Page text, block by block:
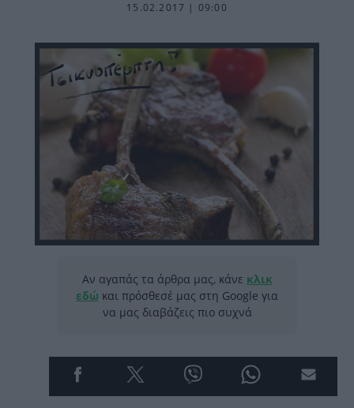
15.02.2017 | 09:00
Αν αγαπάς τα άρθρα μας, κάνε κλικ
εδώ και πρόσθεσέ μας στη Google για
να μας διαβάζεις πιο συχνά